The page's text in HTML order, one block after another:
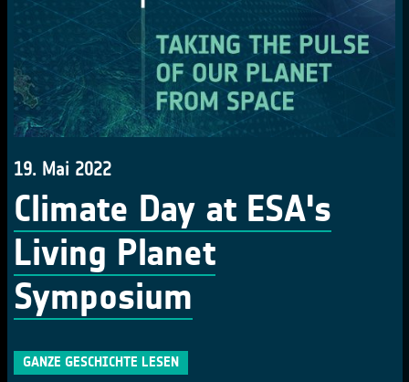
19. Mai 2022
Climate Day at ESA's
Living Planet
Symposium
GANZE GESCHICHTE LESEN